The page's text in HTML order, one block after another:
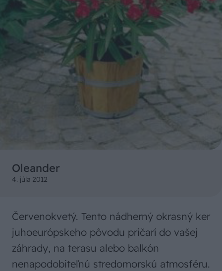
Oleander
4. júla 2012
Červenokvetý. Tento nádherný okrasný ker
juhoeurópskeho pôvodu pričarí do vašej
záhrady, na terasu alebo balkón
nenapodobiteľnú stredomorskú atmosféru.